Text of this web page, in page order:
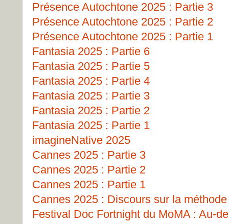
Présence Autochtone 2025 : Partie 3
Présence Autochtone 2025 : Partie 2
Présence Autochtone 2025 : Partie 1
Fantasia 2025 : Partie 6
Fantasia 2025 : Partie 5
Fantasia 2025 : Partie 4
Fantasia 2025 : Partie 3
Fantasia 2025 : Partie 2
Fantasia 2025 : Partie 1
imagineNative 2025
Cannes 2025 : Partie 3
Cannes 2025 : Partie 2
Cannes 2025 : Partie 1
Cannes 2025 : Discours sur la méthode
Festival Doc Fortnight du MoMA : Au-